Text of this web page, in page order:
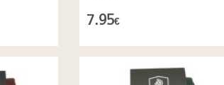
7.95€